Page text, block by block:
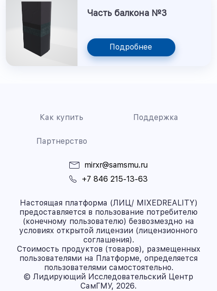
Часть балкона №3
Подробнее
Как купить Поддержка
Партнерство
mirxr@samsmu.ru
+7 846 215-13-63
Настоящая платформа (ЛИЦ/ MIXEDREALITY)
предоставляется в пользование потребителю
(конечному пользователю) безвозмездно на
условиях открытой лицензии (лицензионного
соглашения).
Стоимость продуктов (товаров), размещенных
пользователями на Платформе, определяется
пользователями самостоятельно.
© Лидирующий Исследовательский Центр
СамГМУ, 2026.